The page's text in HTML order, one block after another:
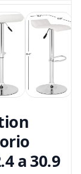
a 30.9